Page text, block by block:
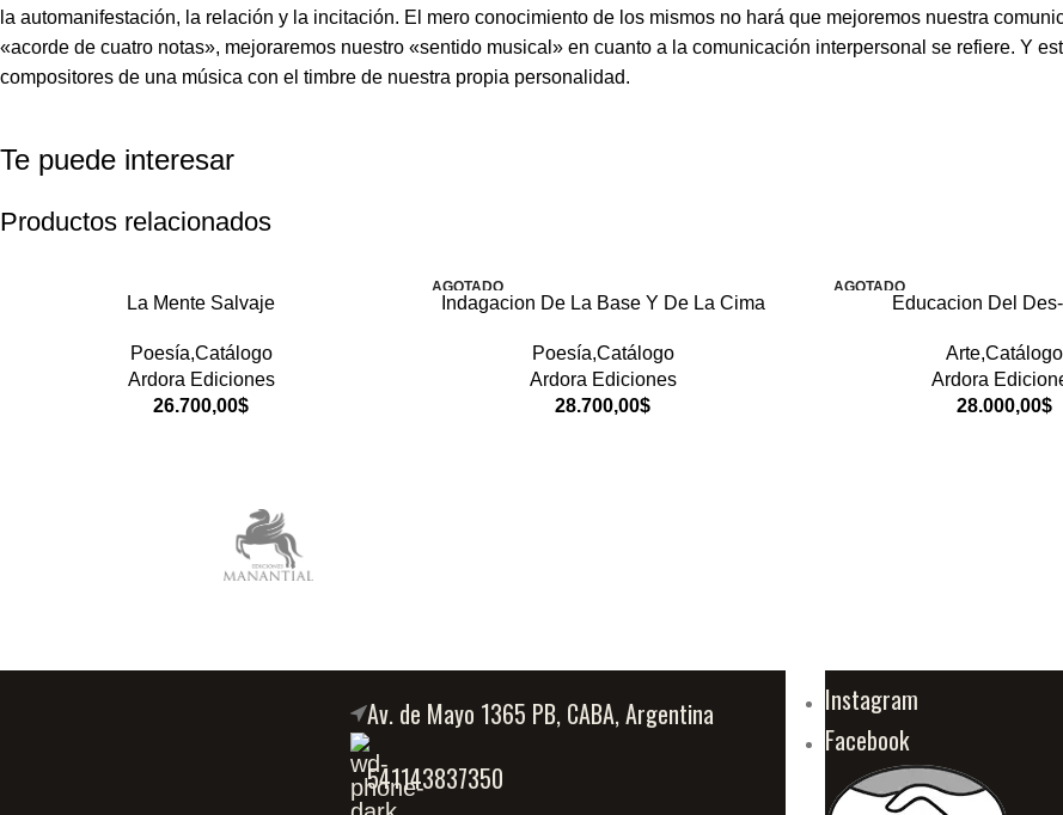
la automanifestación, la relación y la incitación. El mero conocimiento de los mismos no hará que mejoremos nuestra
«acorde de cuatro notas», mejoraremos nuestro «sentido musical» en cuanto a la comunicación interpersonal se refiere. Y
compositores de una música con el timbre de nuestra propia personalidad.
Te puede interesar
Productos relacionados
La Mente Salvaje
Poesía,Catálogo
Ardora Ediciones
26.700,00$
AGOTADO
Indagacion De La Base Y De La Cima
Poesía,Catálogo
Ardora Ediciones
28.700,00$
AGOTADO
Educacion Del
Arte,Catálogo
Ardora
28.000,00$
Av. de Mayo 1365 PB, CABA, Argentina
541143837350
Instagram
Facebook